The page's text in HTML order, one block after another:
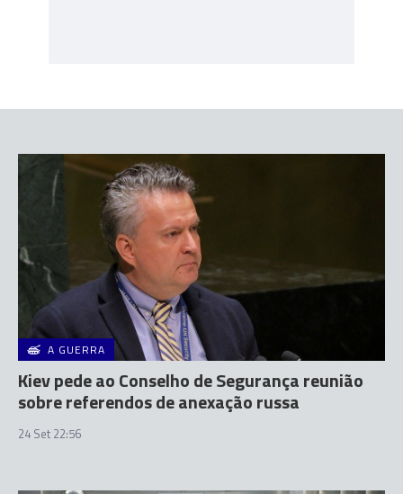
A GUERRA
Kiev pede ao Conselho de Segurança reunião
sobre referendos de anexação russa
24 Set 22:56